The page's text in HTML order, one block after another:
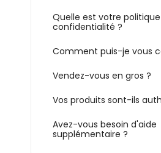
Quelle est votre
confidentialité ?
Comment puis-je vous
Vendez-vous en gros ?
Vos produits sont-ils
Avez-vous besoin d'aide
supplémentaire ?